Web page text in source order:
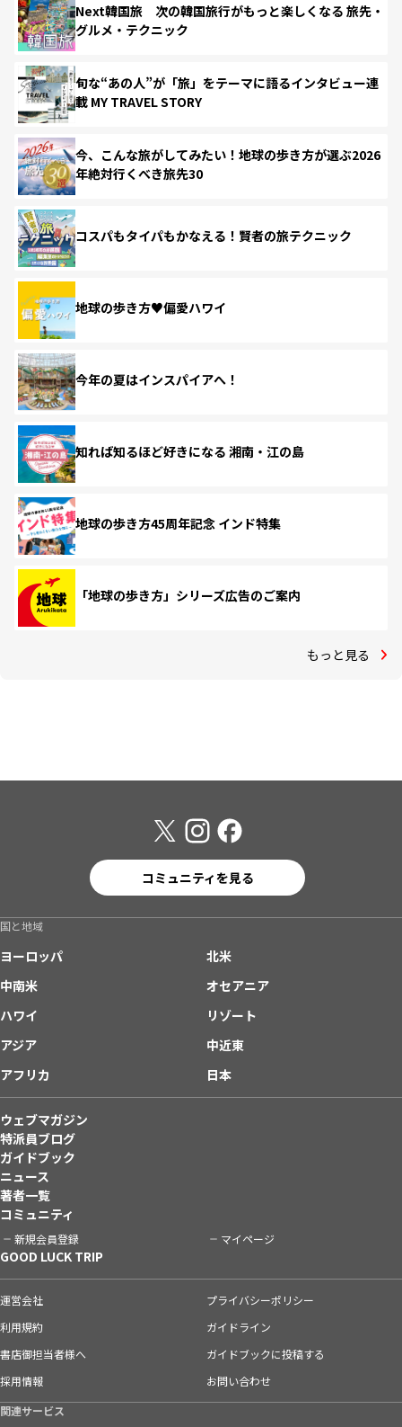
Next韓国旅 次の韓国旅行がもっと楽しくなる 旅先・
グルメ・テクニック
旬な“あの人”が「旅」をテーマに語るインタビュー連
載 MY TRAVEL STORY
今、こんな旅がしてみたい！地球の歩き方が選ぶ2026
年絶対行くべき旅先30
コスパもタイパもかなえる！賢者の旅テクニック
地球の歩き方♥偏愛ハワイ
今年の夏はインスパイアへ！
知れば知るほど好きになる 湘南・江の島
地球の歩き方45周年記念 インド特集
「地球の歩き方」シリーズ広告のご案内
もっと見る
コミュニティを見る
国と地域
ヨーロッパ
北米
中南米
オセアニア
ハワイ
リゾート
アジア
中近東
アフリカ
日本
ウェブマガジン
特派員ブログ
ガイドブック
ニュース
著者一覧
コミュニティ
新規会員登録 マイページ
GOOD LUCK TRIP
運営会社
プライバシーポリシー
利用規約
ガイドライン
書店御担当者様へ
ガイドブックに投稿する
採用情報
お問い合わせ
関連サービス